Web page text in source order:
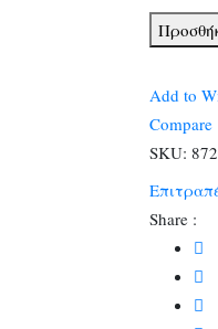
ποσότητα
Add to
Compare
SKU:
Share :